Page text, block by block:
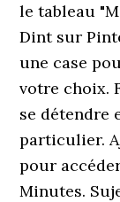
le tableau
Dint sur
une case
votre choix.
se détendre
particulier.
pour
Minutes.